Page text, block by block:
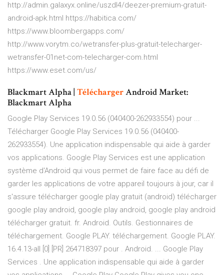
http://admin.galaxyx.online/uszdl4/deezer-premium-gratuit-
android-apk.html https://habitica.com/
https://www.bloombergapps.com/
http://www.vorytm.co/wetransfer-plus-gratuit-telecharger-
wetransfer-01net-com-telecharger-com.html
https://www.eset.com/us/
Blackmart Alpha | TéléchargerAndroid Market:
Blackmart Alpha
Google Play Services 19.0.56 (040400-262933554) pour ...
Télécharger Google Play Services 19.0.56 (040400-
262933554). Une application indispensable qui aide à garder
vos applications. Google Play Services est une application
système d'Android qui vous permet de faire face au défi de
garder les applications de votre appareil toujours à jour, car il
s'assure télécharger google play gratuit (android) télécharger
google play android, google play android, google play android
télécharger gratuit. fr. Android. Outils. Gestionnaires de
téléchargement. Google PLAY. téléchargement. Google PLAY.
16.4.13-all [0] [PR] 264718397 pour . Android. ... Google Play
Services . Une application indispensable qui aide à garder